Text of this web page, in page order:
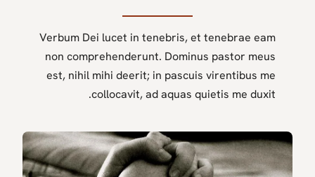
Verbum Dei lucet in tenebris, et tenebrae eam
non comprehenderunt. Dominus pastor meus
est, nihil mihi deerit; in pascuis virentibus me
collocavit, ad aquas quietis me duxit.